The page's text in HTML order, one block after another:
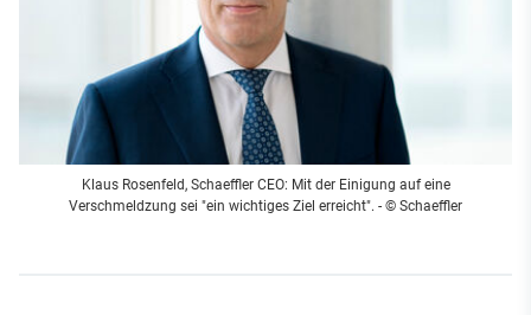
Klaus Rosenfeld, Schaeffler CEO: Mit der Einigung auf eine
Verschmeldzung sei "ein wichtiges Ziel erreicht". - © Schaeffler